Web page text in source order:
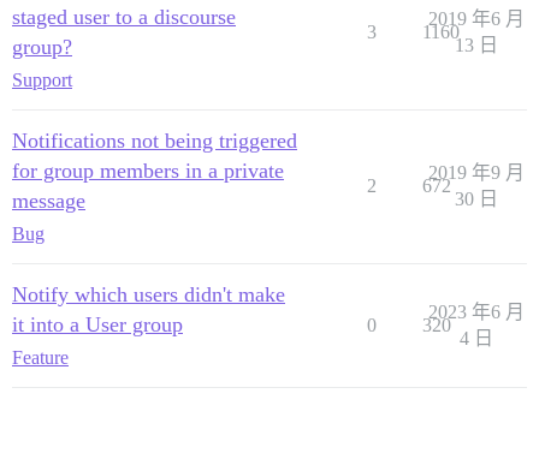
staged user to a discourse
group?
Support
3 1160
2019 年6 月
13 日
Notifications not being triggered
for group members in a private
message
Bug
2 672
2019 年9 月
30 日
Notify which users didn't make
it into a User group
Feature
0 320
2023 年6 月
4 日